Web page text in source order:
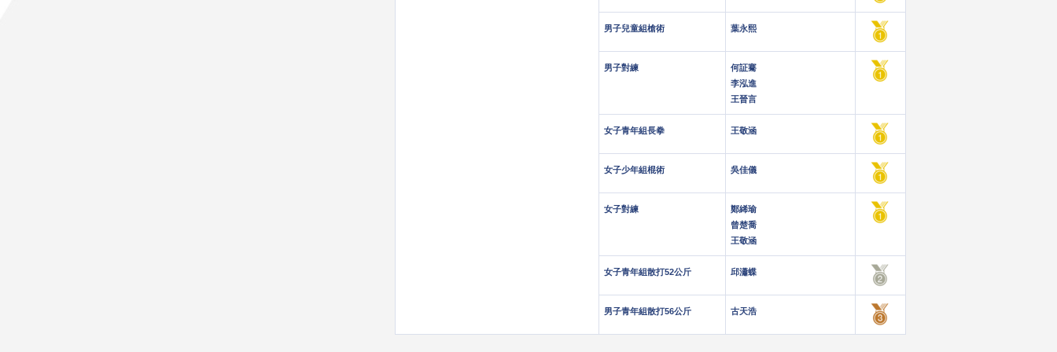
男子兒童組槍術 葉永熙
男子對練
何証騫
李泓進
王晉言
女子青年組長拳 王敬涵
女子少年組棍術 吳佳儀
女子對練
鄭絺瑜
曾楚喬
王敬涵
女子青年組散打52公斤 邱瀟蝶
男子青年組散打56公斤 古天浩